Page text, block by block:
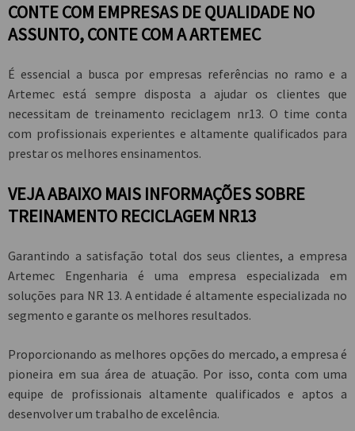
CONTE COM EMPRESAS DE QUALIDADE NO
ASSUNTO, CONTE COM A ARTEMEC
É essencial a busca por empresas referências no ramo e a
Artemec está sempre disposta a ajudar os clientes que
necessitam de treinamento reciclagem nr13. O time conta
com profissionais experientes e altamente qualificados para
prestar os melhores ensinamentos.
VEJA ABAIXO MAIS INFORMAÇÕES SOBRE
TREINAMENTO RECICLAGEM NR13
Garantindo a satisfação total dos seus clientes, a empresa
Artemec Engenharia é uma empresa especializada em
soluções para NR 13. A entidade é altamente especializada no
segmento e garante os melhores resultados.
Proporcionando as melhores opções do mercado, a empresa é
pioneira em sua área de atuação. Por isso, conta com uma
equipe de profissionais altamente qualificados e aptos a
desenvolver um trabalho de excelência.